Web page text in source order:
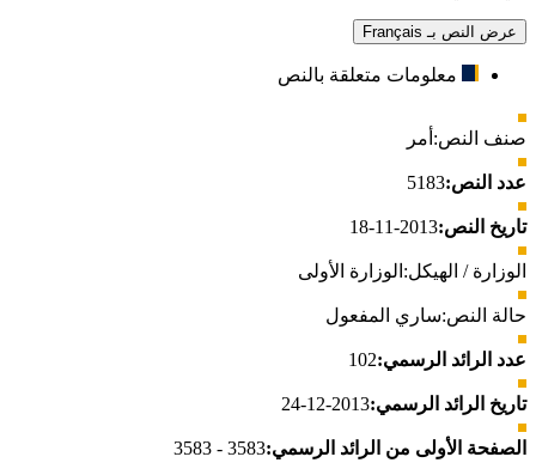
عرض النص بـ Français
معلومات متعلقة بالنص
صنف النص: أمر
عدد النص:5183
تاريخ النص:2013-11-18
الوزارة / الهيكل: الوزارة الأولى
حالة النص:ساري المفعول
عدد الرائد الرسمي:102
تاريخ الرائد الرسمي:2013-12-24
الصفحة الأولى من الرائد الرسمي:3583 - 3583